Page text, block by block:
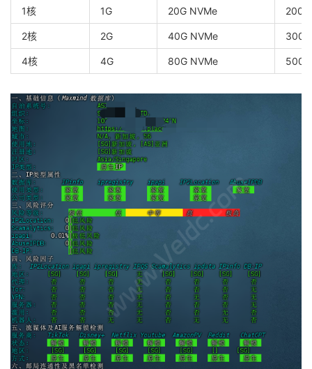
1核 1G 20G NVMe
2核 2G 40G NVMe
4核 4G 80G NVMe